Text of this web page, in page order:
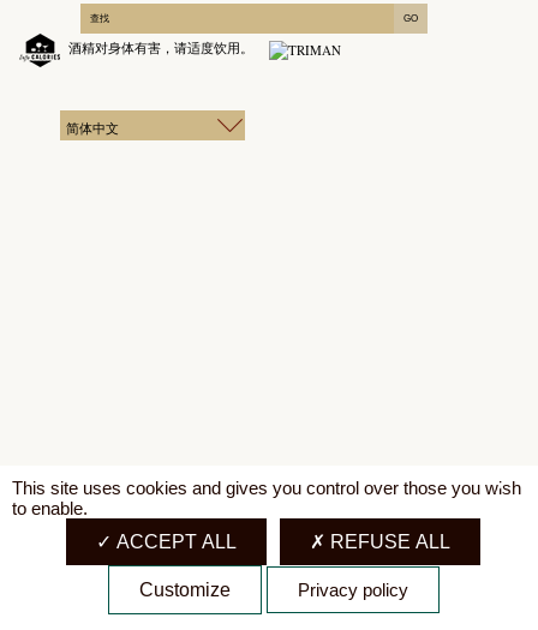
酒精对身体有害，请适度饮用。
简体中文
X
This site uses cookies and gives you control over those you wish
to enable.
ACCEPT ALL
REFUSE ALL
Customize Privacy policy